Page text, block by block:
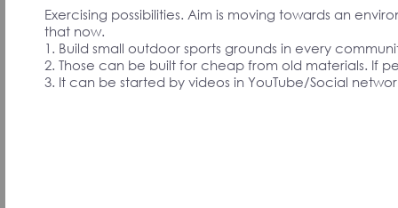
Exercising possibilities. Aim is moving towards an
that now.
1. Build small outdoor sports grounds in every
2. Those can be built for cheap from old materials. If
3. It can be started by videos in YouTube/Social